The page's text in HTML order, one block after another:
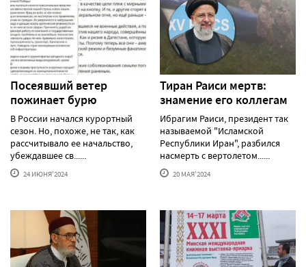
Посеявший ветер
пожинает бурю
В России начался курортный
сезон. Но, похоже, не так, как
рассчитывало ее начальство,
убеждавшее св......
24 ИЮНЯ'2024
Тиран Раиси мертв:
знамение его коллегам
Ибрагим Раиси, президент так
называемой "Исламской
Республики Иран", разбился
насмерть с вертолетом......
20 МАЯ'2024